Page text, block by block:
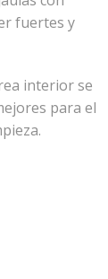
fuertes y
interior se
para el